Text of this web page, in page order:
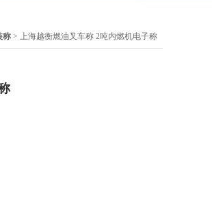
称 > 上海越衡燃油叉车称 2吨内燃机电子称